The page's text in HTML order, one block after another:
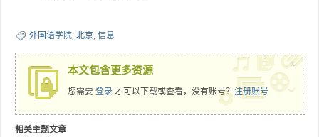
外国语学院, 北京, 信息
本文包含更多资源
您需要 登录 才可以下载或查看，没有账号？ 注册账号
x
相关主题文章